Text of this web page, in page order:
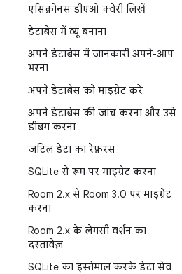
एसिंक्रोनस डीएओ क्वेरी लिखें
डेटाबेस में व्यू बनाना
अपने डेटाबेस में जानकारी अपने-आप
भरना
अपने डेटाबेस को माइग्रेट करें
अपने डेटाबेस की जांच करना और उसे
डीबग करना
जटिल डेटा का रेफ़रंस
SQLite से रूम पर माइग्रेट करना
Room 2.x से Room 3.0 पर माइग्रेट
करना
Room 2.x के लेगसी वर्शन का
दस्तावेज़
SQLite का इस्तेमाल करके डेटा सेव